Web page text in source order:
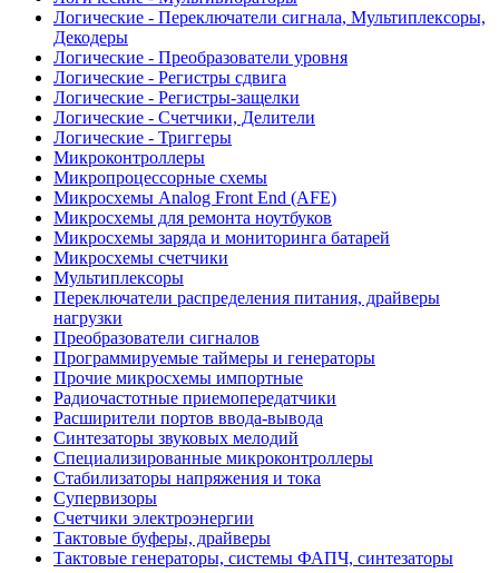
Логические - Переключатели сигнала, Мультиплексоры,
Декодеры
Логические - Преобразователи уровня
Логические - Регистры сдвига
Логические - Регистры-защелки
Логические - Счетчики, Делители
Логические - Триггеры
Микроконтроллеры
Микропроцессорные схемы
Микросхемы Analog Front End (AFE)
Микросхемы для ремонта ноутбуков
Микросхемы заряда и мониторинга батарей
Микросхемы счетчики
Мультиплексоры
Переключатели распределения питания, драйверы
нагрузки
Преобразователи сигналов
Программируемые таймеры и генераторы
Прочие микросхемы импортные
Радиочастотные приемопередатчики
Расширители портов ввода-вывода
Синтезаторы звуковых мелодий
Специализированные микроконтроллеры
Стабилизаторы напряжения и тока
Супервизоры
Счетчики электроэнергии
Тактовые буферы, драйверы
Тактовые генераторы, системы ФАПЧ, синтезаторы